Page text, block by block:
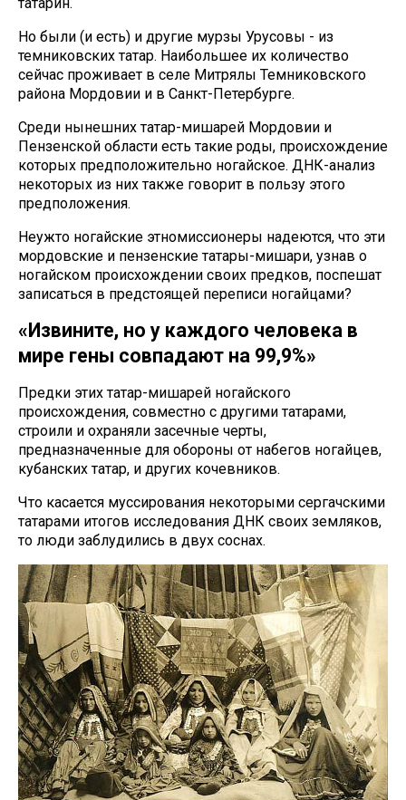
Но были (и есть) и другие мурзы Урусовы - из
темниковских татар. Наибольшее их количество
сейчас проживает в селе Митрялы Темниковского
района Мордовии и в Санкт-Петербурге.
Среди нынешних татар-мишарей Мордовии и
Пензенской области есть такие роды, происхождение
которых предположительно ногайское. ДНК-анализ
некоторых из них также говорит в пользу этого
предположения.
Неужто ногайские этномиссионеры надеются, что эти
мордовские и пензенские татары-мишари, узнав о
ногайском происхождении своих предков, поспешат
записаться в предстоящей переписи ногайцами?
«Извините, но у каждого человека в
мире гены совпадают на 99,9%»
Предки этих татар-мишарей ногайского
происхождения, совместно с другими татарами,
строили и охраняли засечные черты,
предназначенные для обороны от набегов ногайцев,
кубанских татар, и других кочевников.
Что касается муссирования некоторыми сергачскими
татарами итогов исследования ДНК своих земляков,
то люди заблудились в двух соснах.